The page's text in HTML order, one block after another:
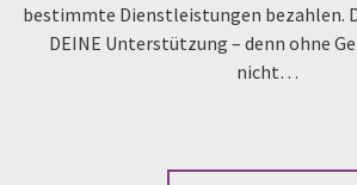
bestimmte Dienstleistungen bezahlen.
DEINE Unterstützung – denn ohne
nicht…